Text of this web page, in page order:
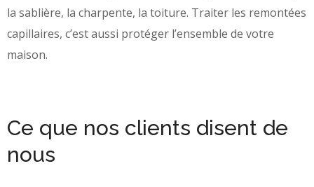
la sablière, la charpente, la toiture. Traiter les remontées
capillaires, c’est aussi protéger l’ensemble de votre
maison.
Ce que nos clients disent de
nous